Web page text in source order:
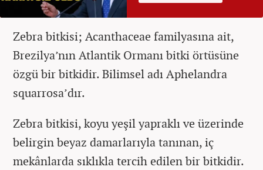
Zebra bitkisi; Acanthaceae familyasına ait,
Brezilya’nın Atlantik Ormanı bitki örtüsüne
özgü bir bitkidir. Bilimsel adı Aphelandra
squarrosa’dır.
Zebra bitkisi, koyu yeşil yapraklı ve üzerinde
belirgin beyaz damarlarıyla tanınan, iç
mekânlarda sıklıkla tercih edilen bir bitkidir.